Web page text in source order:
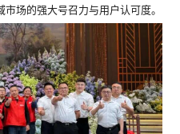
场的强大号召力与用户认可度。